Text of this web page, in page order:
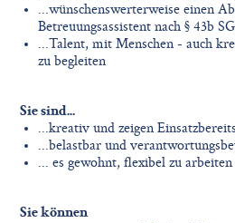
...wünschenswerterweise einen
Betreuungsassistent nach § 43b
...Talent, mit Menschen - auch
zu begleiten
Sie sind...
...kreativ und zeigen
...belastbar und
... es gewohnt, flexibel zu
Sie können